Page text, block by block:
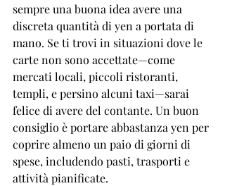
sempre una buona idea avere una
discreta quantità di yen a portata di
mano. Se ti trovi in situazioni dove le
carte non sono accettate—come
mercati locali, piccoli ristoranti,
templi, e persino alcuni taxi—sarai
felice di avere del contante. Un buon
consiglio è portare abbastanza yen per
coprire almeno un paio di giorni di
spese, includendo pasti, trasporti e
attività pianificate.